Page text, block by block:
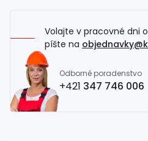
Volajte v pracovné dni
píšte na
Odborné poradenstvo
+421 347 746 006